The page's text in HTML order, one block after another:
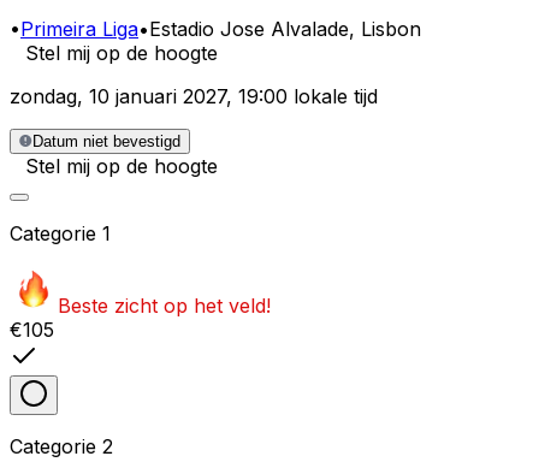
•Primeira Liga•Estadio Jose Alvalade, Lisbon
Stel mij op de hoogte
zondag, 10 januari 2027, 19:00 lokale tijd
Datum niet bevestigd
Stel mij op de hoogte
Categorie 1
Beste zicht op het veld!
€105
Categorie 2